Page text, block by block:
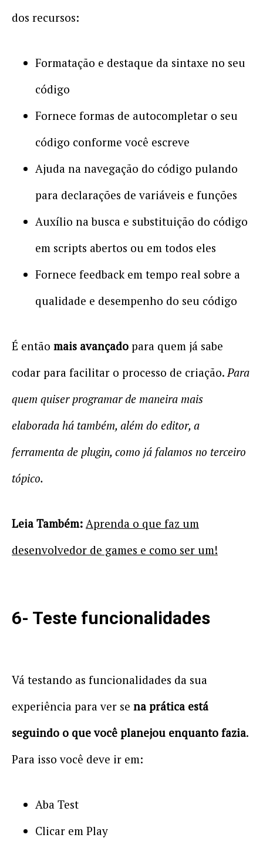
dos recursos:
Formatação e destaque da sintaxe no seu
código
Fornece formas de autocompletar o seu
código conforme você escreve
Ajuda na navegação do código pulando
para declarações de variáveis e funções
Auxílio na busca e substituição do código
em scripts abertos ou em todos eles
Fornece feedback em tempo real sobre a
qualidade e desempenho do seu código
É então mais avançado para quem já sabe
codar para facilitar o processo de criação.Para
quem quiser programar de maneira mais
elaborada há também, além do editor, a
ferramenta de plugin, como já falamos no terceiro
tópico.
Leia Também: Aprenda o que faz um
desenvolvedor de games e como ser um!
6- Teste funcionalidades
Vá testando as funcionalidades da sua
experiência para ver se na prática está
seguindo o que você planejou enquanto fazia.
Para isso você deve ir em:
Aba Test
Clicar em Play